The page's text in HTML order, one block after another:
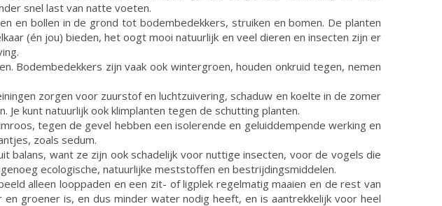
snel last van natte voeten.
en bollen in de grond tot bodembedekkers, struiken en bomen. De planten
(én jou) bieden, het oogt mooi natuurlijk en veel dieren en insecten zijn er
Bodembedekkers zijn vaak ook wintergroen, houden onkruid tegen, nemen
zorgen voor zuurstof en luchtzuivering, schaduw en koelte in de zomer
Je kunt natuurlijk ook klimplanten tegen de schutting planten.
tegen de gevel hebben een isolerende en geluiddempende werking en
zoals sedum.
balans, want ze zijn ook schadelijk voor nuttige insecten, voor de vogels die
ecologische, natuurlijke meststoffen en bestrijdingsmiddelen.
alleen looppaden en een zit- of ligplek regelmatig maaien en de rest van
groener is, en dus minder water nodig heeft, en is aantrekkelijk voor heel